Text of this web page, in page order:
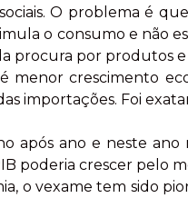
O problema é
o consumo e não
procura por produtos e
menor crescimento
importações. Foi
após ano e neste ano
poderia crescer pelo
o vexame tem sido